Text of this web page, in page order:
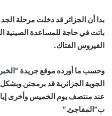
بدا أن الجزائر قد دخلت مرحلة
باتت في حاجة للمساعدة الصينية
الفيروس الفتاك.
وحسب ما أورده موقع جريدة
الجوية الجزائرية قد برمجتن
عند منتصف يوم الخميس وأخرى
ب”المفاجئ.”